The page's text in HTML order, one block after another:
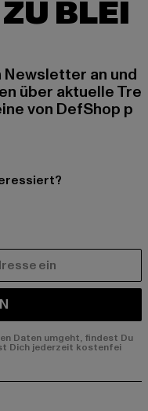
BLEI
an und
über aktuelle Tre
von DefShop p
Daten umgeht, findest Du
Dich jederzeit kostenfei